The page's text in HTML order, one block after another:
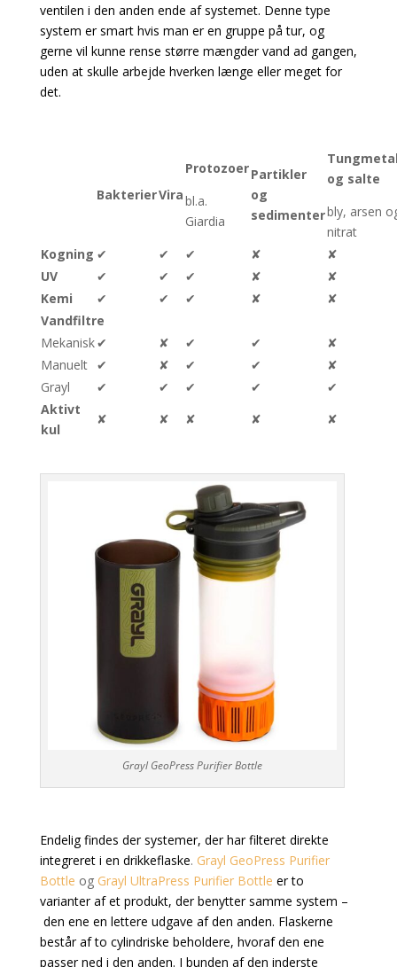
ventilen i den anden ende af systemet. Denne type
system er smart hvis man er en gruppe på tur, og
gerne vil kunne rense større mængder vand ad gangen,
uden at skulle arbejde hverken længe eller meget for
det.
BakterierVira
Protozoer
bl.a.
Giardia
Partikler
og
sedimenter
og salte
bly, arsen
nitrat
Kogning ✔︎ ✔︎ ✔︎ ✘
✘
UV
✔︎ ✔︎ ✔︎ ✘
✘
Kemi
✔︎ ✔︎ ✔︎ ✘
✘
Vandfiltre
Mekanisk✔︎ ✘ ✔︎ ✔︎
✘
Manuelt ✔︎ ✘ ✔︎ ✔︎
✘
Grayl
✔︎ ✔︎ ✔︎ ✔︎
✔︎
Aktivt
kul
✘ ✘ ✘ ✘ ✘
Grayl GeoPress Purifier Bottle
Endelig findes der systemer, der har filteret direkte
integreret i en drikkeflaske. Grayl GeoPress Purifier
Bottle og Grayl UltraPress Purifier Bottle er to
varianter af et produkt, der benytter samme system –
den ene en lettere udgave af den anden. Flaskerne
består af to cylindriske beholdere, hvoraf den ene
passer ned i den anden. I bunden af den inderste